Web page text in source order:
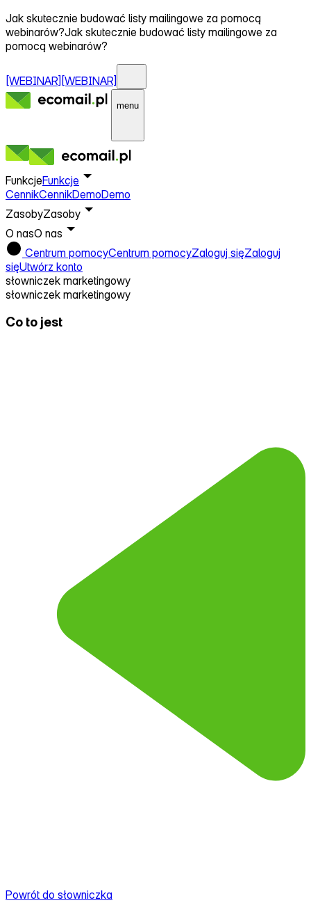
Jak skutecznie budować listy mailingowe za pomocą
webinarów?Jak skutecznie budować listy mailingowe za
pomocą webinarów?
[WEBINAR] [WEBINAR]
menu
FunkcjeFunkcje
CennikCennikDemoDemo
ZasobyZasoby
O nasO nas
Centrum pomocyCentrum pomocyZaloguj sięZaloguj
sięUtwórz konto
słowniczek marketingowy
słowniczek marketingowy
Co to jest
Powrót do słowniczka